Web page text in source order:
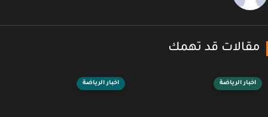
قد تهمك
اخبار الرياضة اخبار الرياضة